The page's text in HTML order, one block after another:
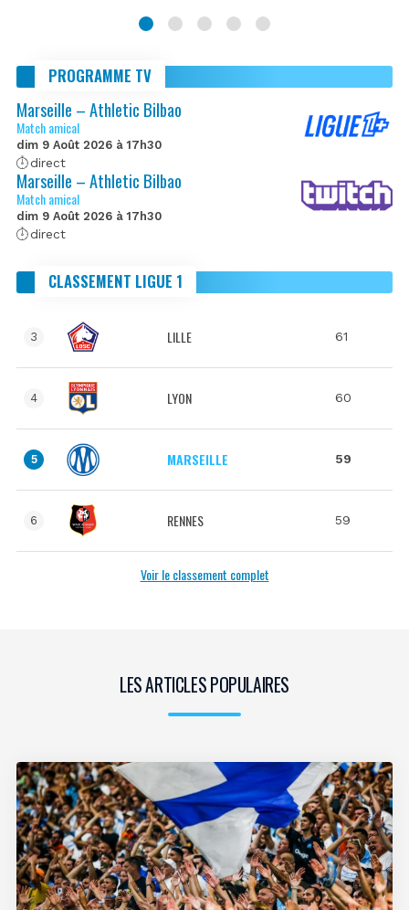
PROGRAMME TV
Marseille – Athletic Bilbao
Match amical
dim 9 Août 2026 à 17h30
direct
Marseille – Athletic Bilbao
Match amical
dim 9 Août 2026 à 17h30
direct
CLASSEMENT LIGUE 1
3 LILLE 61
4 LYON 60
5 MARSEILLE 59
6 RENNES 59
Voir le classement complet
LES ARTICLES POPULAIRES